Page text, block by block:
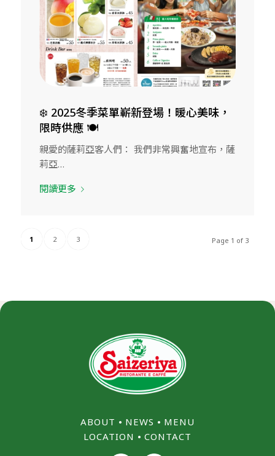
❄️ 2025冬季菜單嶄新登場！暖心美味，
限時供應 🍽️
親愛的薩莉亞客人們： 我們非常興奮地宣布，薩
莉亞…
閱讀更多
Page 1 of 3
1 2 3
ABOUT ⦁ NEWS ⦁ MENU
LOCATION ⦁ CONTACT